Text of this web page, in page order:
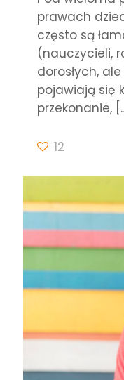
prawach
często są
(nauczycieli,
dorosłych,
pojawiają się
przekonanie,
12